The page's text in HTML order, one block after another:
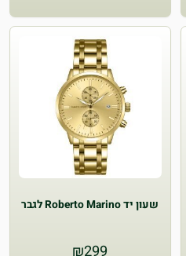
שעון יד Roberto Marino לגבר
₪299